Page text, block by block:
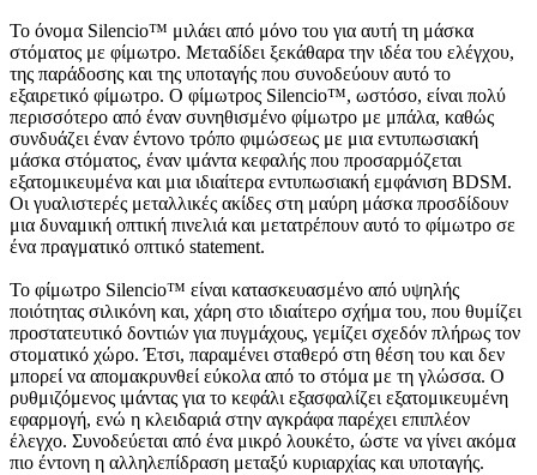
Το όνομα Silencio™ μιλάει από μόνο του για αυτή τη μάσκα
στόματος με φίμωτρο. Μεταδίδει ξεκάθαρα την ιδέα του ελέγχου,
της παράδοσης και της υποταγής που συνοδεύουν αυτό το
εξαιρετικό φίμωτρο. Ο φίμωτρος Silencio™, ωστόσο, είναι πολύ
περισσότερο από έναν συνηθισμένο φίμωτρο με μπάλα, καθώς
συνδυάζει έναν έντονο τρόπο φιμώσεως με μια εντυπωσιακή
μάσκα στόματος, έναν ιμάντα κεφαλής που προσαρμόζεται
εξατομικευμένα και μια ιδιαίτερα εντυπωσιακή εμφάνιση BDSM.
Οι γυαλιστερές μεταλλικές ακίδες στη μαύρη μάσκα προσδίδουν
μια δυναμική οπτική πινελιά και μετατρέπουν αυτό το φίμωτρο σε
ένα πραγματικό οπτικό statement.
Το φίμωτρο Silencio™ είναι κατασκευασμένο από υψηλής
ποιότητας σιλικόνη και, χάρη στο ιδιαίτερο σχήμα του, που θυμίζει
προστατευτικό δοντιών για πυγμάχους, γεμίζει σχεδόν πλήρως τον
στοματικό χώρο. Έτσι, παραμένει σταθερό στη θέση του και δεν
μπορεί να απομακρυνθεί εύκολα από το στόμα με τη γλώσσα. Ο
ρυθμιζόμενος ιμάντας για το κεφάλι εξασφαλίζει εξατομικευμένη
εφαρμογή, ενώ η κλειδαριά στην αγκράφα παρέχει επιπλέον
έλεγχο. Συνοδεύεται από ένα μικρό λουκέτο, ώστε να γίνει ακόμα
πιο έντονη η αλληλεπίδραση μεταξύ κυριαρχίας και υποταγής.